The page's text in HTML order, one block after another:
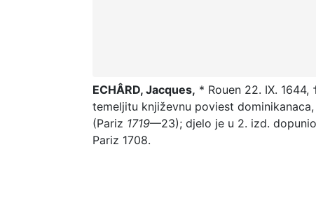
ECHÂRD, Jacques, * Rouen 22. IX.
temeljitu književnu poviest
(Pariz 1719—23); djelo je u 2. izd.
Pariz 1708.